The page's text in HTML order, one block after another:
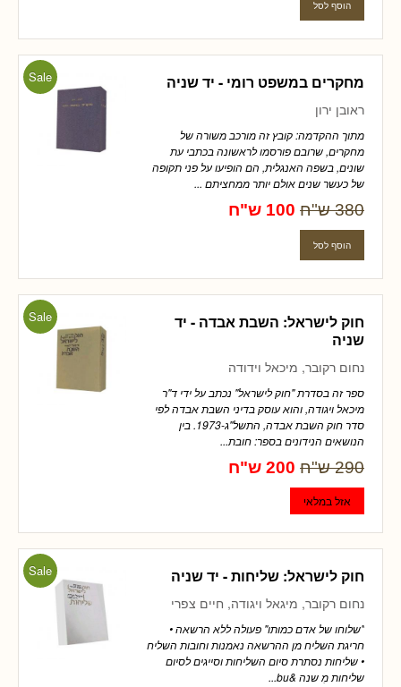
Sale מחקרים במשפט רומי - יד שניה
ראובן ירון
מתוך ההקדמה: קובץ זה מורכב משורה של
מחקרים, שרובם פורסמו לראשונה בכתבי עת
שונים, בשפה האנגלית, הם הופיעו על פני תקופה
של כעשר שנים אולם יותר ממחציתם ...
380 ש"ח 100 ש"ח
Sale
חוק לישראל: השבת אבדה - יד
שניה
נחום רקובר, מיכאל וידודה
ספר זה בסדרת "חוק לישראל" נכתב על ידי ד"ר
מיכאל ויגודה, והוא עוסק בדיני השבת אבדה לפי
סדר חוק השבת אבדה, התשל"ג-1973. בין
הנושאים הנידונים בספר: חובת...
290 ש"ח 200 ש"ח
Sale חוק לישראל: שליחות - יד שניה
נחום רקובר, מיגאל ויגודה, חיים צפרי
"שלוחו של אדם כמותו" פעולה ללא הרשאה •
חריגת השליח מן ההרשאה נאמנות וחובות השליח
• שליחות נסתרת סיום השליחות וסייגים לסיום
שליחות מִ שנה &bu...